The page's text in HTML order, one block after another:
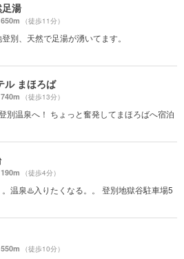
湯
650m （徒歩11分）
別、天然で足湯が湧いてます。
ル まほろば
740m （徒歩13分）
別温泉へ！ ちょっと奮発してまほろばへ宿泊
190m （徒歩4分）
温泉♨️入りたくなる。。 登別地獄谷駐車場5
550m （徒歩10分）